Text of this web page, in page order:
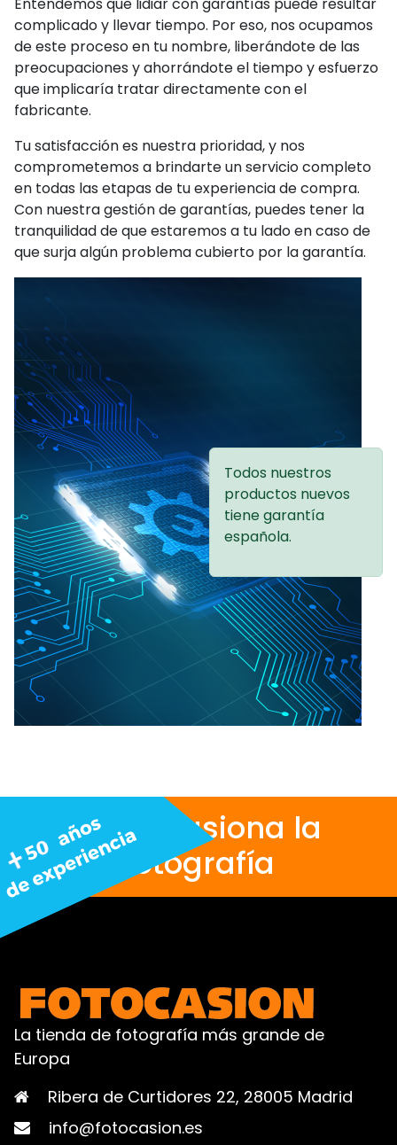
complicado y llevar tiempo. Por eso, nos ocupamos
de este proceso en tu nombre, liberándote de las
preocupaciones y ahorrándote el tiempo y esfuerzo
que implicaría tratar directamente con el
fabricante.
Tu satisfacción es nuestra prioridad, y nos
comprometemos a brindarte un servicio completo
en todas las etapas de tu experiencia de compra.
Con nuestra gestión de garantías, puedes tener la
tranquilidad de que estaremos a tu lado en caso de
que surja algún problema cubierto por la garantía.
Todos nuestros
productos nuevos
tiene garantía
española.
Nos apasiona la
fotografía
La tienda de fotografía más grande de
Europa
Ribera de Curtidores 22, 28005 Madrid
info@fotocasion.es